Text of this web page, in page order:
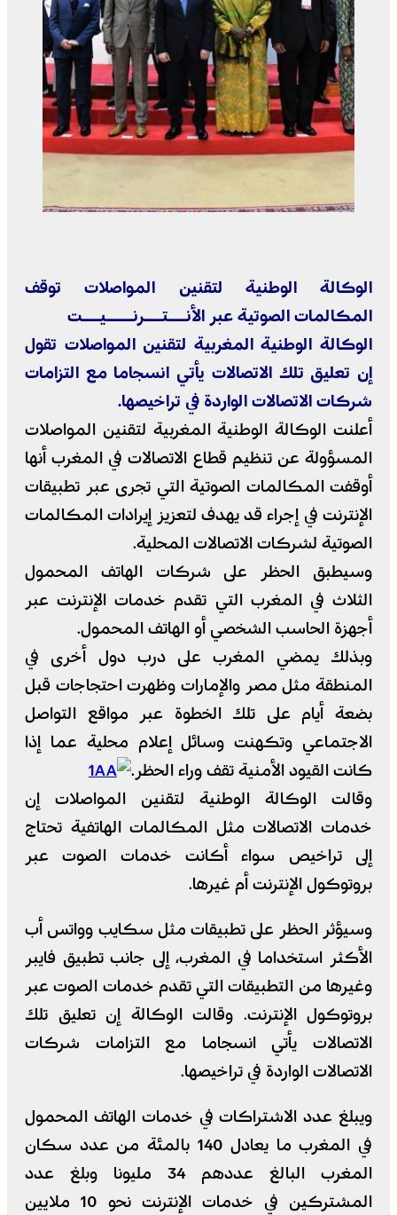
الوكالة الوطنية لتقنين المواصلات توقف
المكالمات الصوتية عبر الأنــتــرنـــيــت
الوكالة الوطنية المغربية لتقنين المواصلات تقول
إن تعليق تلك الاتصالات يأتي انسجاما مع التزامات
شركات الاتصالات الواردة في تراخيصها.
أعلنت الوكالة الوطنية المغربية لتقنين المواصلات
المسؤولة عن تنظيم قطاع الاتصالات في المغرب أنها
أوقفت المكالمات الصوتية التي تجرى عبر تطبيقات
الإنترنت في إجراء قد يهدف لتعزيز إيرادات المكالمات
الصوتية لشركات الاتصالات المحلية.
وسيطبق الحظر على شركات الهاتف المحمول
الثلاث في المغرب التي تقدم خدمات الإنترنت عبر
أجهزة الحاسب الشخصي أو الهاتف المحمول.
وبذلك يمضي المغرب على درب دول أخرى في
المنطقة مثل مصر والإمارات وظهرت احتجاجات قبل
بضعة أيام على تلك الخطوة عبر مواقع التواصل
الاجتماعي وتكهنت وسائل إعلام محلية عما إذا
كانت القيود الأمنية تقف وراء الحظر.
وقالت الوكالة الوطنية لتقنين المواصلات إن
خدمات الاتصالات مثل المكالمات الهاتفية تحتاج
إلى تراخيص سواء أكانت خدمات الصوت عبر
بروتوكول الإنترنت أم غيرها.
وسيؤثر الحظر على تطبيقات مثل سكايب وواتس أب
الأكثر استخداما في المغرب، إلى جانب تطبيق فايبر
وغيرها من التطبيقات التي تقدم خدمات الصوت عبر
بروتوكول الإنترنت. وقالت الوكالة إن تعليق تلك
الاتصالات يأتي انسجاما مع التزامات شركات
الاتصالات الواردة في تراخيصها.
ويبلغ عدد الاشتراكات في خدمات الهاتف المحمول
في المغرب ما يعادل 140 بالمئة من عدد سكان
المغرب البالغ عددهم 34 مليونا وبلغ عدد
المشتركين في خدمات الإنترنت نحو 10 ملايين